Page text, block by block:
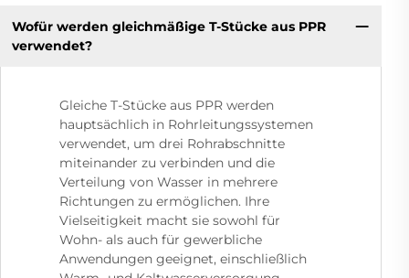
Wofür werden gleichmäßige T-Stücke aus PPR
verwendet?
Gleiche T-Stücke aus PPR werden
hauptsächlich in Rohrleitungssystemen
verwendet, um drei Rohrabschnitte
miteinander zu verbinden und die
Verteilung von Wasser in mehrere
Richtungen zu ermöglichen. Ihre
Vielseitigkeit macht sie sowohl für
Wohn- als auch für gewerbliche
Anwendungen geeignet, einschließlich